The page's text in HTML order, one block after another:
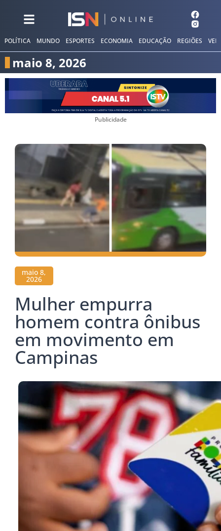
POLÍTICA MUNDO ESPORTES ECONOMIA EDUCAÇÃO REGIÕES
maio 8, 2026
Publicidade
maio 8,
2026
Mulher empurra
homem contra ônibus
em movimento em
Campinas